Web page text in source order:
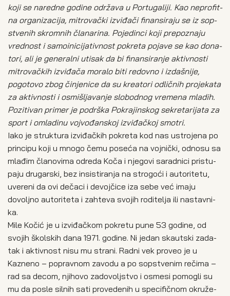
koji se nared­ne godi­ne odr­ža­va u Por­tu­ga­li­ji. Kao nepr­o­fit­
na orga­ni­za­ci­ja, mitr­o­vač­ki izvi­đa­či finan­si­ra­ju se iz sop­
stve­nih skrom­nih čla­na­ri­na. Poje­din­ci koji pre­po­zna­ju
vred­nost i samo­i­ni­ci­ja­tiv­nost pokre­ta poja­ve se kao dona­
to­ri, ali je gene­ral­ni uti­sak da bi finan­si­ra­nje aktiv­no­sti
mitr­o­vač­kih izvi­đa­ča mora­lo biti redov­no i izda­šni­je,
pogo­to­vo zbog činje­ni­ce da su kre­a­to­ri odlič­nih pro­je­ka­ta
za aktiv­no­sti i osmi­šlja­va­nje slo­bod­nog vre­me­na mla­dih.
Pozi­ti­van pri­mer je podr­ška Pokra­jin­skog sekre­ta­ri­ja­ta za
spo­rt i omla­di­nu voj­vo­đan­skoj izvi­đač­koj smo­tri.
Iako je struk­tu­ra izvi­đač­kih pokre­ta kod nas ustro­je­na po
prin­ci­pu koji u mno­go čemu pose­ća na voj­nič­ki, odno­su sa
mla­đim čla­no­vi­ma odre­da Koča i njego­vi sarad­ni­ci pri­stu­
pa­ju dru­gar­ski, bez insi­sti­ra­nja na stro­go­ći i auto­ri­te­tu,
uve­re­ni da ovi deča­ci i devoj­či­ce iza sebe već ima­ju
dovolj­no auto­ri­te­ta i zah­te­va svo­jih rodi­te­lja ili nastav­ni­
ka.
Mile Kočić je u izvi­đač­kom pokre­tu pune 53 godi­ne, od
svo­jih škol­skih dana 1971. godi­ne. Ni jedan ska­ut­ski zada­
tak i aktiv­nost nisu mu stra­ni. Rad­ni vek pro­veo je u
Kazne­no – poprav­nom zavo­du a po sop­stve­nim reči­ma –
rad sa decom, njiho­vo zado­volj­stvo i osme­si pomo­gli su
mu da posle sil­nih sati pro­ve­de­nih u spe­ci­fič­nom okru­že­